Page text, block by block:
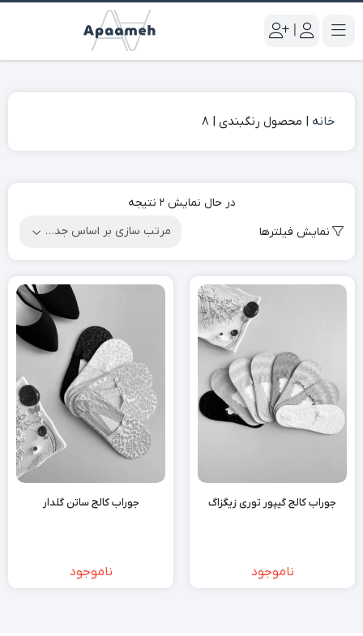
|
خانه | محصول رنگبندی |
8
در حال نمایش 2 نتیجه
نمایش فیلترها
جوراب کالج گیپور توری زیگزاگ
ناموجود
جوراب کالج ساتن گلدار
ناموجود